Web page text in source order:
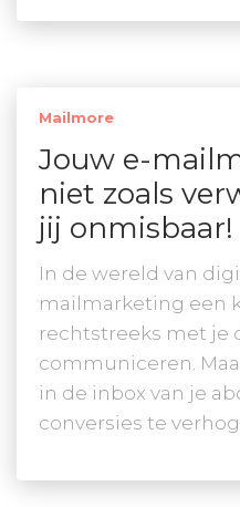
Mailmore
Jouw e-
niet zoals
jij onmisbaar!
In de wereld van
mailmarketing een
rechtstreeks met je
communiceren.
in de inbox van je
conversies te